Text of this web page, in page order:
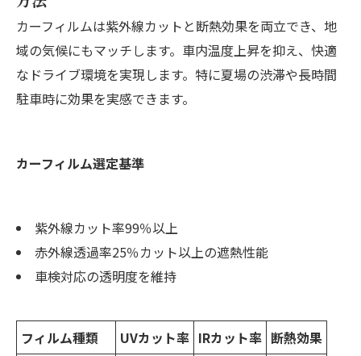
カーフィルムは紫外線カットと断熱効果を両立でき、地
域の気候にもマッチします。車内温度上昇を抑え、快適
なドライブ環境を実現します。特に夏場の渋滞や長時間
駐車時に効果を実感できます。
カーフィルム選定基準
紫外線カット率99％以上
赤外線透過率25％カット以上の遮熱性能
車検対応の透明度を維持
フィルム種類 UVカット率 IRカット率 断熱効果